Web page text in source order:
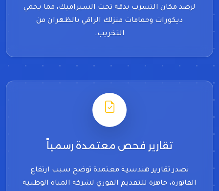
نستخدم الكاميرات الحرارية والميكروفونات الأرضية
لرصد مكان التسرب بدقة تحت السيراميك، مما يحمي
ديكورات وحمامات منزلك الراقي بالظهران من
تقارير فحص معتمدة رسمياً
نصدر تقارير هندسية معتمدة توضح سبب ارتفاع